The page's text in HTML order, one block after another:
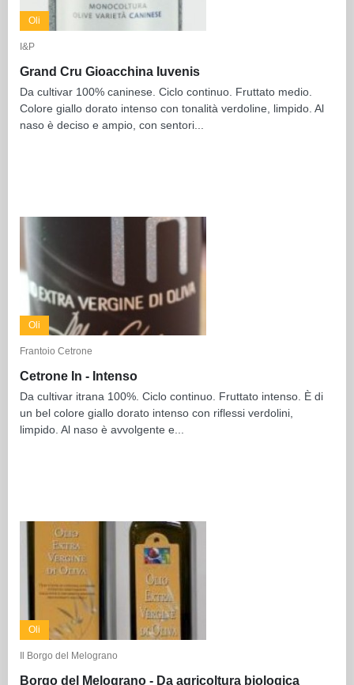
Oli
I&P
Grand Cru Gioacchina Iuvenis
Da cultivar 100% caninese. Ciclo continuo. Fruttato medio.
Colore giallo dorato intenso con tonalità verdoline, limpido. Al
naso è deciso e ampio, con sentori...
Oli
Frantoio Cetrone
Cetrone In - Intenso
Da cultivar itrana 100%. Ciclo continuo. Fruttato intenso. È di
un bel colore giallo dorato intenso con riflessi verdolini,
limpido. Al naso è avvolgente e...
Oli
Il Borgo del Melograno
Borgo del Melograno - Da agricoltura biologica